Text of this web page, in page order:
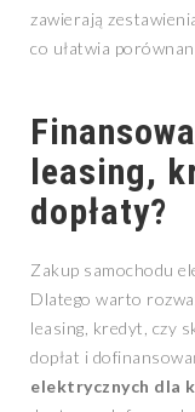
zawierają
co ułatwia
leasing,
dopłaty?
Zakup samochodu
Dlatego warto
leasing, kredyt, czy
dopłat i
elektrycznych dla